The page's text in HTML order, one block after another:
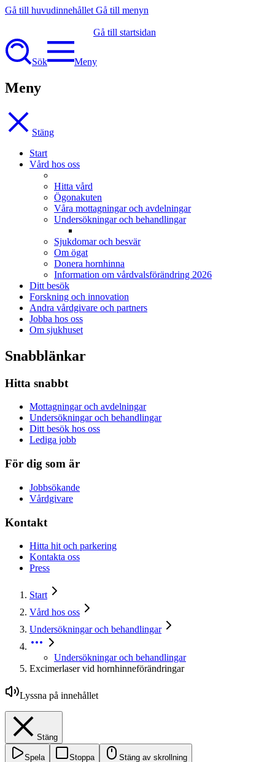
Gå till huvudinnehållet Gå till menyn
Gå till startsidan
Sök Meny
Meny
Stäng
Start
Vård hos oss
Hitta vård
Ögonakuten
Våra mottagningar och avdelningar
Undersökningar och behandlingar
Sjukdomar och besvär
Om ögat
Donera hornhinna
Information om vårdvalsförändring 2026
Ditt besök
Forskning och innovation
Andra vårdgivare och partners
Jobba hos oss
Om sjukhuset
Snabblänkar
Hitta snabbt
Mottagningar och avdelningar
Undersökningar och behandlingar
Ditt besök hos oss
Lediga jobb
För dig som är
Jobbsökande
Vårdgivare
Kontakt
Hitta hit och parkering
Kontakta oss
Press
Start
Vård hos oss
Undersökningar och behandlingar
Undersökningar och behandlingar
Excimerlaser vid hornhinneförändringar
Lyssna på innehållet
Stäng
Spela Stoppa Stäng av skrollning